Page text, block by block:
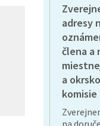
adresy
člena a
a
komisie
na